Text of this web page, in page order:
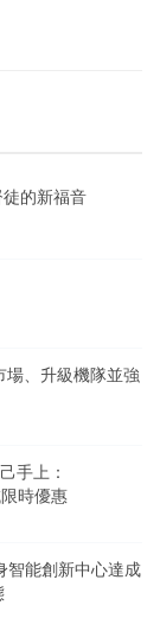
徒的新福音
、升級機隊並強
手上：
時優惠
智能創新中心達成